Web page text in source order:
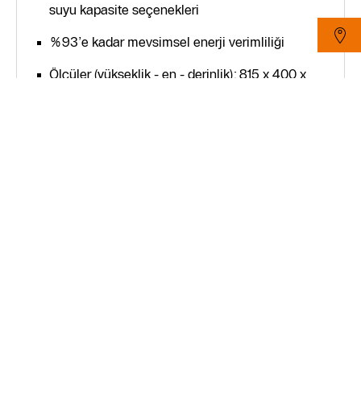
suyu kapasite seçenekleri
%93’e kadar mevsimsel enerji verimliliği
Ölçüler (yükseklik - en - derinlik): 815 x 400 x